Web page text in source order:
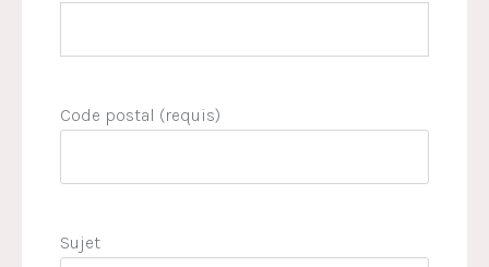
Code postal (requis)
Sujet